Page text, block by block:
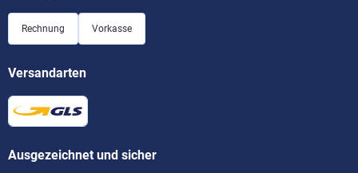
Rechnung Vorkasse
Versandarten
Ausgezeichnet und sicher